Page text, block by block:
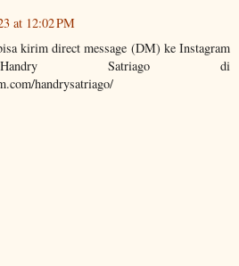
at 12:02 PM
kirim direct message (DM) ke Instagram
Satriago di
handrysatriago/